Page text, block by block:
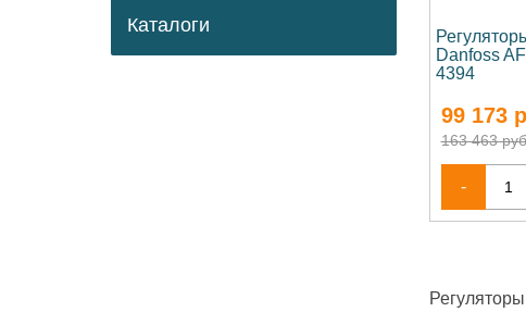
Каталоги
Danfoss
4394
99 173
163 463
-